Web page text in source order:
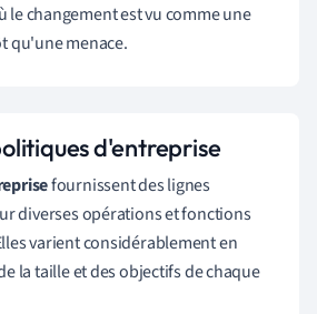
changement est vu comme une
qu'une menace.
d'entreprise
fournissent des lignes
diverses opérations et fonctions
varient considérablement en
la taille et des objectifs de chaque